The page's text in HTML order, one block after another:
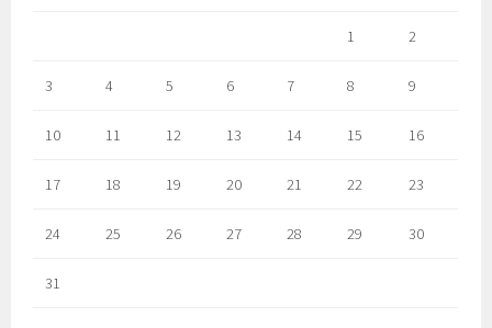
1 2
3 4 5 6 7 8 9
10 11 12 13 14 15 16
17 18 19 20 21 22 23
24 25 26 27 28 29 30
31